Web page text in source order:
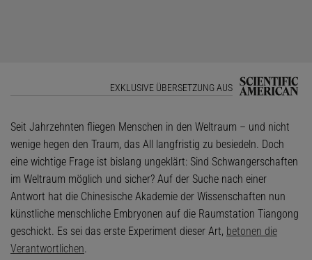
EXKLUSIVE ÜBERSETZUNG AUS
Seit Jahrzehnten fliegen Menschen in den Weltraum – und nicht
wenige hegen den Traum, das All langfristig zu besiedeln. Doch
eine wichtige Frage ist bislang ungeklärt: Sind Schwangerschaften
im Weltraum möglich und sicher? Auf der Suche nach einer
Antwort hat die Chinesische Akademie der Wissenschaften nun
künstliche menschliche Embryonen auf die Raumstation Tiangong
geschickt. Es sei das erste Experiment dieser Art, betonen die
Verantwortlichen